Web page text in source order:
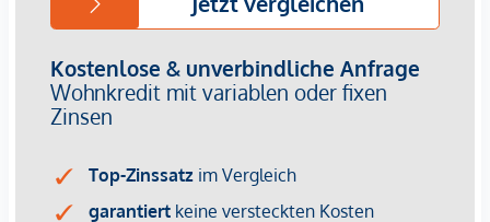
dem zu vermittelnden Dritten ein familiäres oder
wirtschaftliches Naheverhältnis besteht.